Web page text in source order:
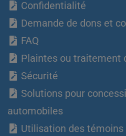
Confidentialité
Demande de dons et
FAQ
Plaintes ou traitement
Sécurité
Solutions pour
automobiles
Utilisation des témoins